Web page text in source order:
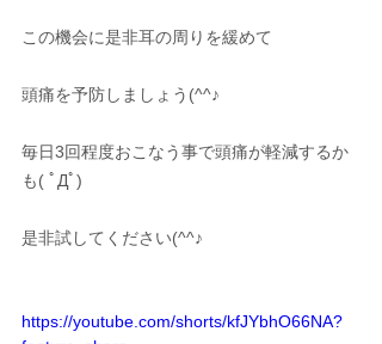
この機会に是非耳の周りを緩めて
頭痛を予防しましょう(^^♪
毎日3回程度おこなう事で頭痛が軽減するか
も( ﾟДﾟ)
是非試してください(^^♪
https://youtube.com/shorts/kfJYbhO66NA?